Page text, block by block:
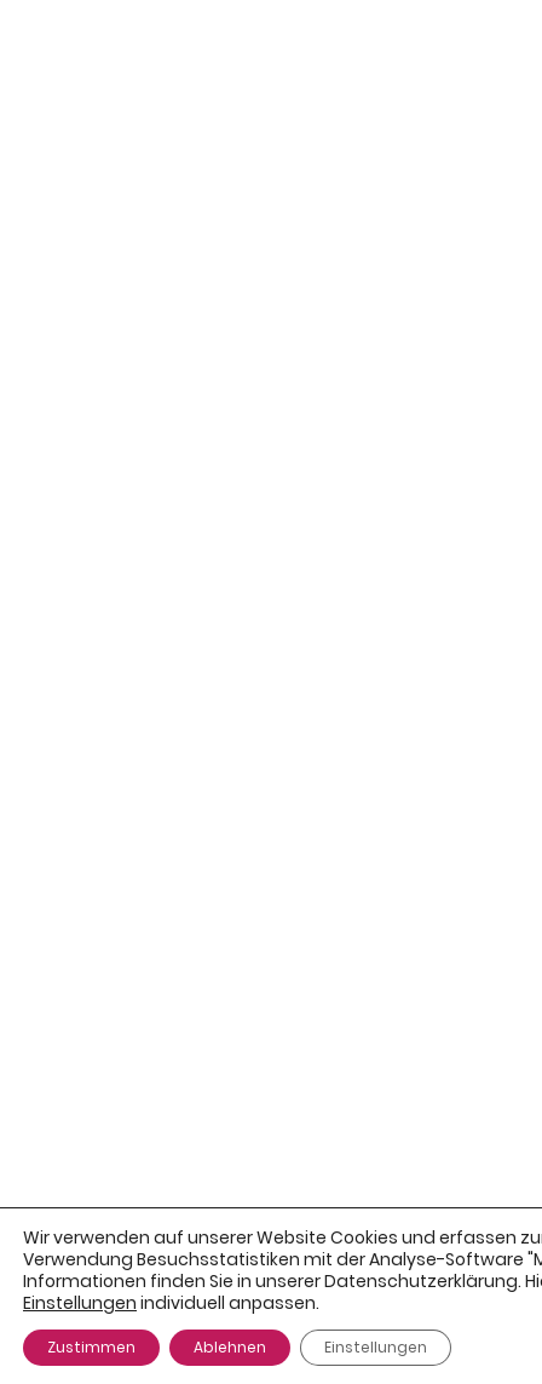
Wir verwenden auf unserer Website Cookies und erfassen
Verwendung Besuchsstatistiken mit der Analyse-Software
Informationen finden Sie in unserer Datenschutzerklärung.
Einstellungen individuell anpassen.
Zustimmen Ablehnen Einstellungen